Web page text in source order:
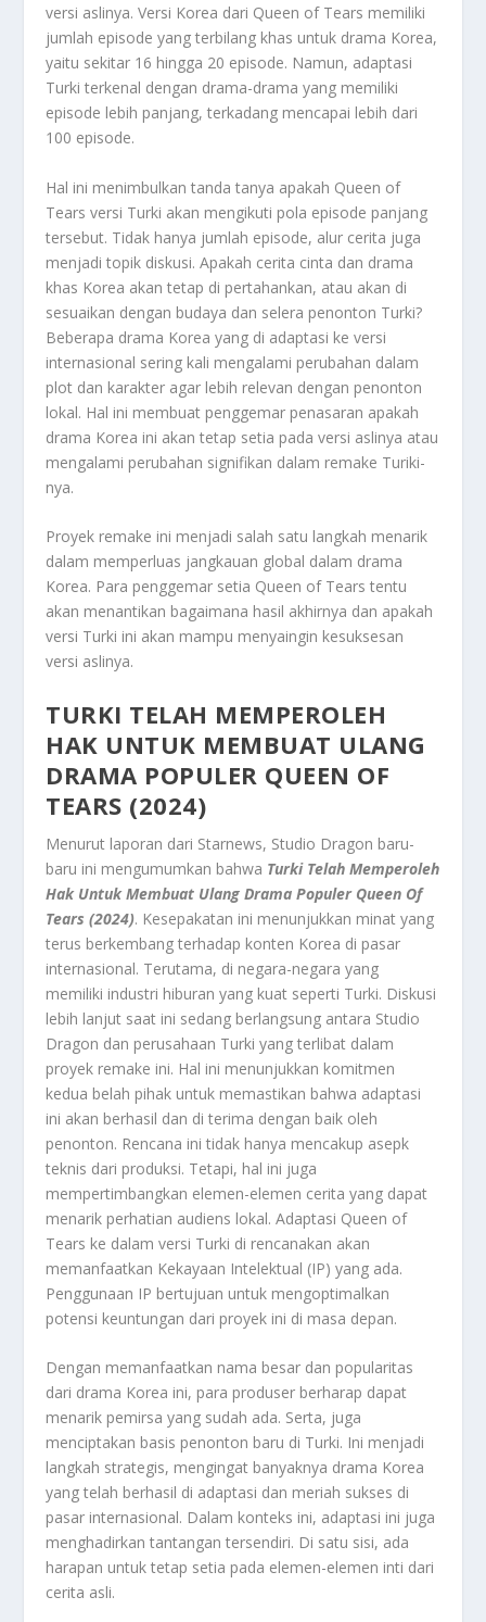
versi aslinya. Versi Korea dari Queen of Tears memiliki
jumlah episode yang terbilang khas untuk drama Korea,
yaitu sekitar 16 hingga 20 episode. Namun, adaptasi
Turki terkenal dengan drama-drama yang memiliki
episode lebih panjang, terkadang mencapai lebih dari
100 episode.
Hal ini menimbulkan tanda tanya apakah Queen of
Tears versi Turki akan mengikuti pola episode panjang
tersebut. Tidak hanya jumlah episode, alur cerita juga
menjadi topik diskusi. Apakah cerita cinta dan drama
khas Korea akan tetap di pertahankan, atau akan di
sesuaikan dengan budaya dan selera penonton Turki?
Beberapa drama Korea yang di adaptasi ke versi
internasional sering kali mengalami perubahan dalam
plot dan karakter agar lebih relevan dengan penonton
lokal. Hal ini membuat penggemar penasaran apakah
drama Korea ini akan tetap setia pada versi aslinya atau
mengalami perubahan signifikan dalam remake Turiki-
nya.
Proyek remake ini menjadi salah satu langkah menarik
dalam memperluas jangkauan global dalam drama
Korea. Para penggemar setia Queen of Tears tentu
akan menantikan bagaimana hasil akhirnya dan apakah
versi Turki ini akan mampu menyaingin kesuksesan
versi aslinya.
TURKI TELAH MEMPEROLEH
HAK UNTUK MEMBUAT ULANG
DRAMA POPULER QUEEN OF
TEARS (2024)
Menurut laporan dari Starnews, Studio Dragon baru-
baru ini mengumumkan bahwa Turki Telah Memperoleh
Hak Untuk Membuat Ulang Drama Populer Queen Of
Tears (2024). Kesepakatan ini menunjukkan minat yang
terus berkembang terhadap konten Korea di pasar
internasional. Terutama, di negara-negara yang
memiliki industri hiburan yang kuat seperti Turki. Diskusi
lebih lanjut saat ini sedang berlangsung antara Studio
Dragon dan perusahaan Turki yang terlibat dalam
proyek remake ini. Hal ini menunjukkan komitmen
kedua belah pihak untuk memastikan bahwa adaptasi
ini akan berhasil dan di terima dengan baik oleh
penonton. Rencana ini tidak hanya mencakup asepk
teknis dari produksi. Tetapi, hal ini juga
mempertimbangkan elemen-elemen cerita yang dapat
menarik perhatian audiens lokal. Adaptasi Queen of
Tears ke dalam versi Turki di rencanakan akan
memanfaatkan Kekayaan Intelektual (IP) yang ada.
Penggunaan IP bertujuan untuk mengoptimalkan
potensi keuntungan dari proyek ini di masa depan.
Dengan memanfaatkan nama besar dan popularitas
dari drama Korea ini, para produser berharap dapat
menarik pemirsa yang sudah ada. Serta, juga
menciptakan basis penonton baru di Turki. Ini menjadi
langkah strategis, mengingat banyaknya drama Korea
yang telah berhasil di adaptasi dan meriah sukses di
pasar internasional. Dalam konteks ini, adaptasi ini juga
menghadirkan tantangan tersendiri. Di satu sisi, ada
harapan untuk tetap setia pada elemen-elemen inti dari
cerita asli.